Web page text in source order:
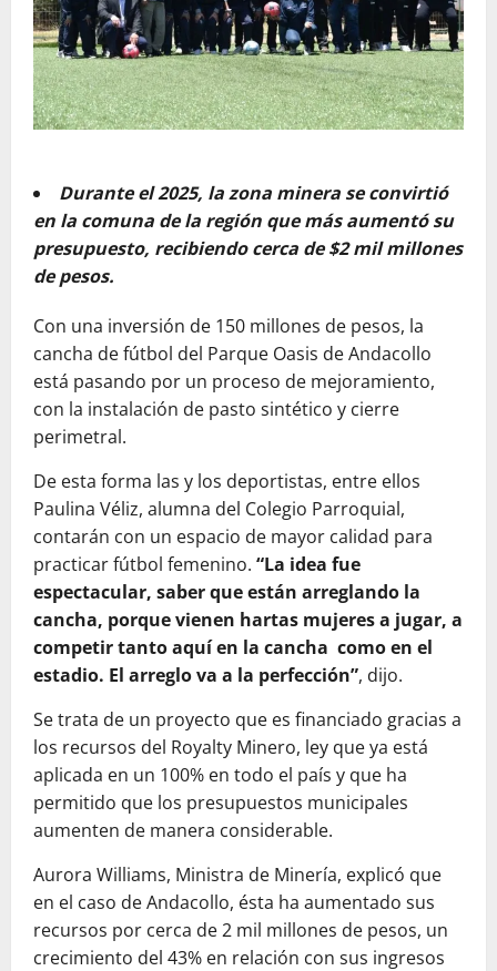
Durante el 2025, la zona minera se convirtió
en la comuna de la región que más aumentó su
presupuesto, recibiendo cerca de $2 mil millones
de pesos.
Con una inversión de 150 millones de pesos, la
cancha de fútbol del Parque Oasis de Andacollo
está pasando por un proceso de mejoramiento,
con la instalación de pasto sintético y cierre
perimetral.
De esta forma las y los deportistas, entre ellos
Paulina Véliz, alumna del Colegio Parroquial,
contarán con un espacio de mayor calidad para
practicar fútbol femenino. “La idea fue
espectacular, saber que están arreglando la
cancha, porque vienen hartas mujeres a jugar, a
competir tanto aquí en la cancha como en el
estadio. El arreglo va a la perfección”, dijo.
Se trata de un proyecto que es financiado gracias a
los recursos del Royalty Minero, ley que ya está
aplicada en un 100% en todo el país y que ha
permitido que los presupuestos municipales
aumenten de manera considerable.
Aurora Williams, Ministra de Minería, explicó que
en el caso de Andacollo, ésta ha aumentado sus
recursos por cerca de 2 mil millones de pesos, un
crecimiento del 43% en relación con sus ingresos